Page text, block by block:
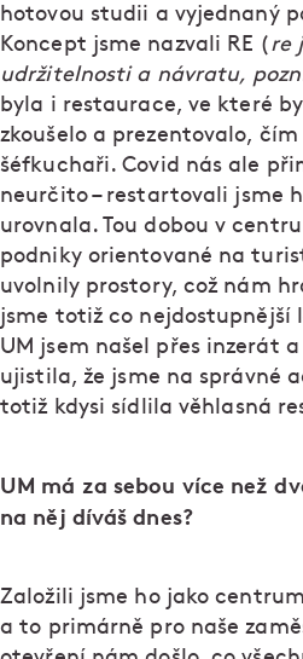
hotovou studii a vyjednaný
Koncept jsme nazvali RE (re
udržitelnosti a návratu,
byla i restaurace, ve které
zkoušelo a prezentovalo,
šéfkuchaři. Covid nás ale
neurčito – restartovali jsme
urovnala. Tou dobou v
podniky orientované na
uvolnily prostory, což nám
jsme totiž co nejdostupnější
UM jsem našel přes inzerát
ujistila, že jsme na správné
totiž kdysi sídlila věhlasná
UM má za sebou více než
na něj díváš dnes?
Založili jsme ho jako
a to primárně pro naše